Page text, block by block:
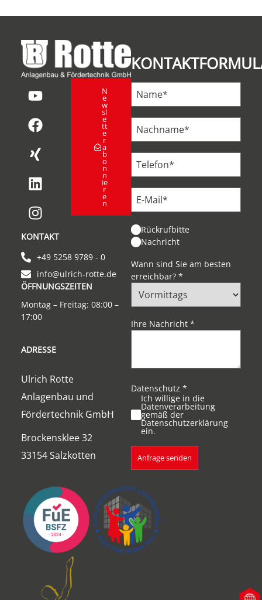
N
e
w
sl
e
tt
e
r
a
b
o
n
n
ie
r
e
n
ADRESSE
Ulrich Rotte
Anlagenbau und
Fördertechnik GmbH
Brockensklee 32
33154 Salzkotten
KONTAKT
+49 5258 9789 - 0
info@ulrich-rotte.de
ÖFFNUNGSZEITEN
Montag – Freitag: 08:00 –
17:00
Rückrufbitte
Nachricht
Wann sind Sie am besten
erreichbar? *
Ihre Nachricht *
Datenschutz *
Ich willige in die
Datenverarbeitung
gemäß der
Datenschutzerklärung
ein.
Anfrage senden